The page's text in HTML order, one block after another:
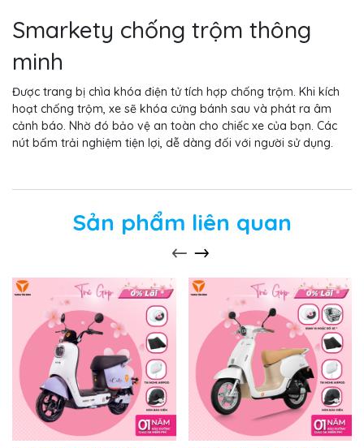
Smarkety chống trộm thông
minh
Được trang bị chìa khóa điện tử tích hợp chống trộm. Khi kích
hoạt chống trộm, xe sẽ khóa cứng bánh sau và phát ra âm
cảnh báo. Nhờ đó bảo vệ an toàn cho chiếc xe của bạn. Các
nút bấm trải nghiệm tiện lợi, dễ dàng đối với người sử dụng.
Sản phẩm liên quan